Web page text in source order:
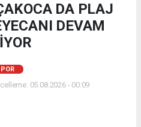
DA PLAJ
DEVAM
05.08.2026 - 00:09